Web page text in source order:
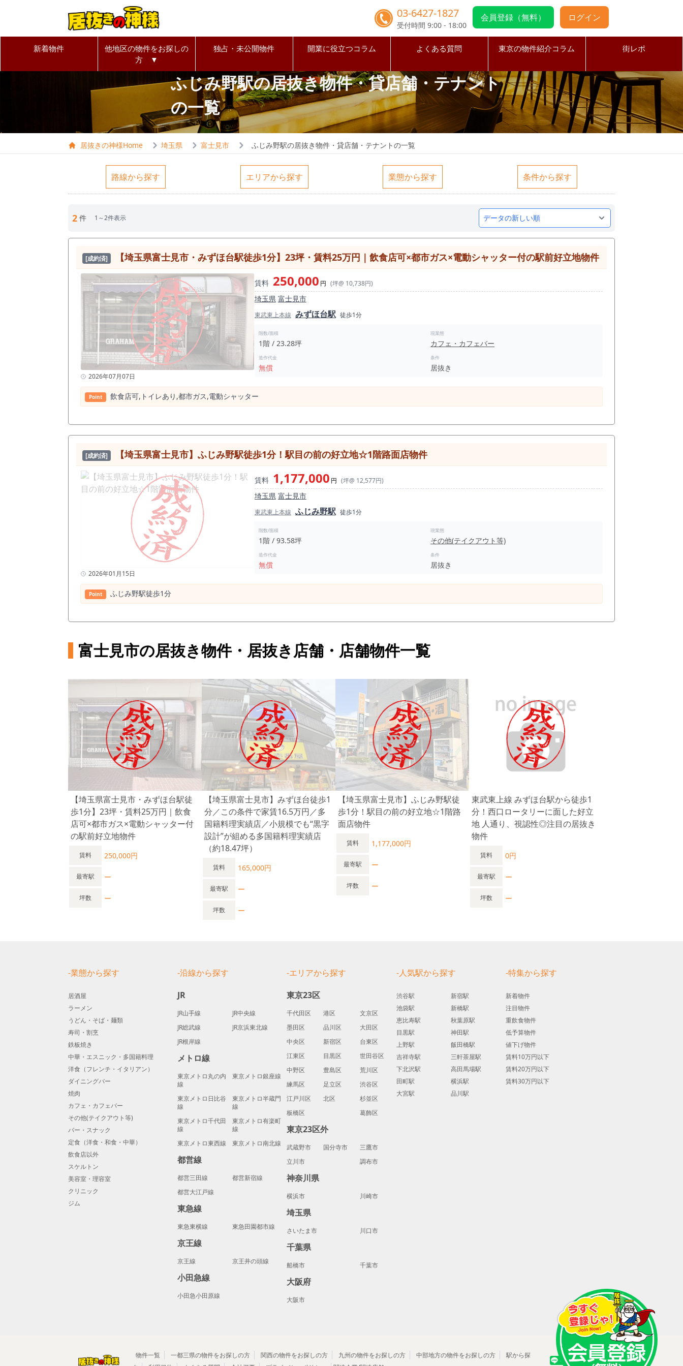
03-6427-1827
受付時間 9:00 - 18:00
会員登録（無料） ログイン
新着物件
他地区の物件をお探しの
方 ▼
独占・未公開物件 開業に役立つコラム よくある質問 東京の物件紹介コラム 街レポ
ふじみ野駅の居抜き物件・貸店舗・テナント
の一覧
居抜きの神様Home 埼玉県 富士見市 ふじみ野駅の居抜き物件・貸店舗・テナントの一覧
路線から探す エリアから探す 業態から探す 条件から探す
2 件 1～2件表示
[成約済] 【埼玉県富士見市・みずほ台駅徒歩1分】23坪・賃料25万円｜飲食店可×都市ガス×電動シャッター付の駅前好立地物件
2026年07月07日
賃料 250,000 円 (坪@ 10,738円)
埼玉県 富士見市
東武東上本線 みずほ台駅 徒歩1分
階数/面積
1階 / 23.28坪
現業態
カフェ・カフェバー
造作代金
無償
条件
居抜き
Point 飲⾷店可,トイレあり,都市ガス,電動シャッター
[成約済] 【埼⽟県富⼠⾒市】ふじみ野駅徒歩1分！駅目の前の好立地☆1階路面店物件
2026年01月15日
賃料 1,177,000 円 (坪@ 12,577円)
埼玉県 富士見市
東武東上本線 ふじみ野駅 徒歩1分
階数/面積
1階 / 93.58坪
現業態
その他(テイクアウト等)
造作代金
無償
条件
居抜き
Point ふじみ野駅徒歩1分
富士見市の居抜き物件・居抜き店舗・店舗物件一覧
【埼玉県富士見市・みずほ台駅徒
歩1分】23坪・賃料25万円｜飲食
店可×都市ガス×電動シャッター付
の駅前好立地物件
賃料 250,000円
最寄駅 ー
坪数 ー
【埼玉県富士見市】みずほ台徒歩1
分／この条件で家賃16.5万円／多
国籍料理実績店／小規模でも“黒字
設計”が組める多国籍料理実績店
（約18.47坪）
賃料 165,000円
最寄駅 ー
坪数 ー
【埼⽟県富⼠⾒市】ふじみ野駅徒
歩1分！駅目の前の好立地☆1階路
面店物件
賃料 1,177,000円
最寄駅 ー
坪数 ー
東武東上線 みずほ台駅から徒歩1
分！西口ロータリーに面した好立
地 人通り、視認性◎注目の居抜き
物件
賃料 0円
最寄駅 ー
坪数 ー
-業態から探す
居酒屋
ラーメン
うどん・そば・麺類
寿司・割烹
鉄板焼き
中華・エスニック・多国籍料理
洋食（フレンチ・イタリアン）
ダイニングバー
焼肉
カフェ・カフェバー
その他(テイクアウト等)
バー・スナック
定食（洋食・和食・中華）
飲食店以外
スケルトン
美容室・理容室
クリニック
ジム
-沿線から探す
JR
JR山手線
JR中央線
JR総武線
JR京浜東北線
JR根岸線
メトロ線
東京メトロ丸の内
線
東京メトロ銀座線
東京メトロ日比谷
線
東京メトロ半蔵門
線
東京メトロ千代田
線
東京メトロ有楽町
線
東京メトロ東西線
東京メトロ南北線
都営線
都営三田線
都営新宿線
都営大江戸線
東急線
東急東横線 東急田園都市線
京王線
京王線 京王井の頭線
小田急線
小田急小田原線
-エリアから探す
東京23区
千代田区 港区
文京区
墨田区
品川区
大田区
中央区
新宿区
台東区
江東区
目黒区
世田谷区
中野区
豊島区
荒川区
練馬区
足立区
渋谷区
江戸川区
北区
杉並区
板橋区
葛飾区
東京23区外
武蔵野市 国分寺市
三鷹市
立川市
調布市
神奈川県
横浜市 川崎市
埼玉県
さいたま市 川口市
千葉県
船橋市 千葉市
大阪府
大阪市
-人気駅から探す
渋谷駅
新宿駅
池袋駅
新橋駅
恵比寿駅
秋葉原駅
目黒駅
神田駅
上野駅
飯田橋駅
吉祥寺駅
三軒茶屋駅
下北沢駅
高田馬場駅
田町駅
横浜駅
大宮駅
品川駅
-特集から探す
新着物件
注目物件
重飲食物件
低予算物件
値下げ物件
賃料10万円以下
賃料20万円以下
賃料30万円以下
物件一覧 一都三県の物件をお探しの方 関西の物件をお探しの方 九州の物件をお探しの方 中部地方の物件をお探しの方
駅から探